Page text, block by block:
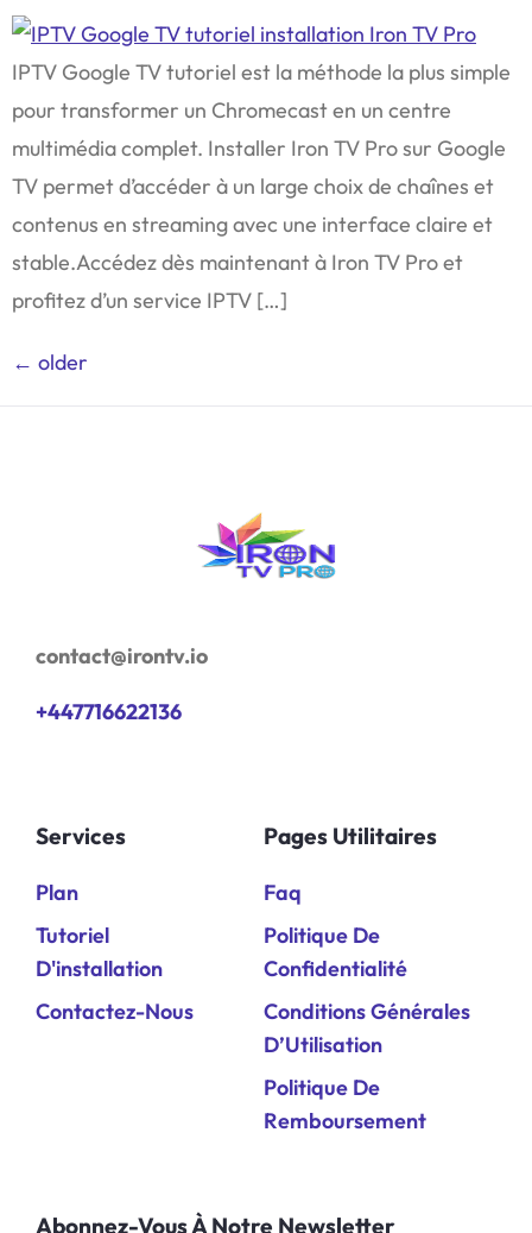
IPTV Google TV tutoriel est la méthode la plus simple
pour transformer un Chromecast en un centre
multimédia complet. Installer Iron TV Pro sur Google
TV permet d’accéder à un large choix de chaînes et
contenus en streaming avec une interface claire et
stable.Accédez dès maintenant à Iron TV Pro et
profitez d’un service IPTV […]
← older
contact@irontv.io
+447716622136
Services
Plan
Tutoriel
D'installation
Contactez-Nous
Pages Utilitaires
Faq
Politique De
Confidentialité
Conditions Générales
D’Utilisation
Politique De
Remboursement
Abonnez-Vous À Notre Newsletter